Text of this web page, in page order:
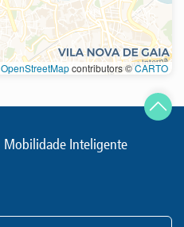
OpenStreetMapcontributors ©CARTO
Atualizar
Mobilidade Inteligente